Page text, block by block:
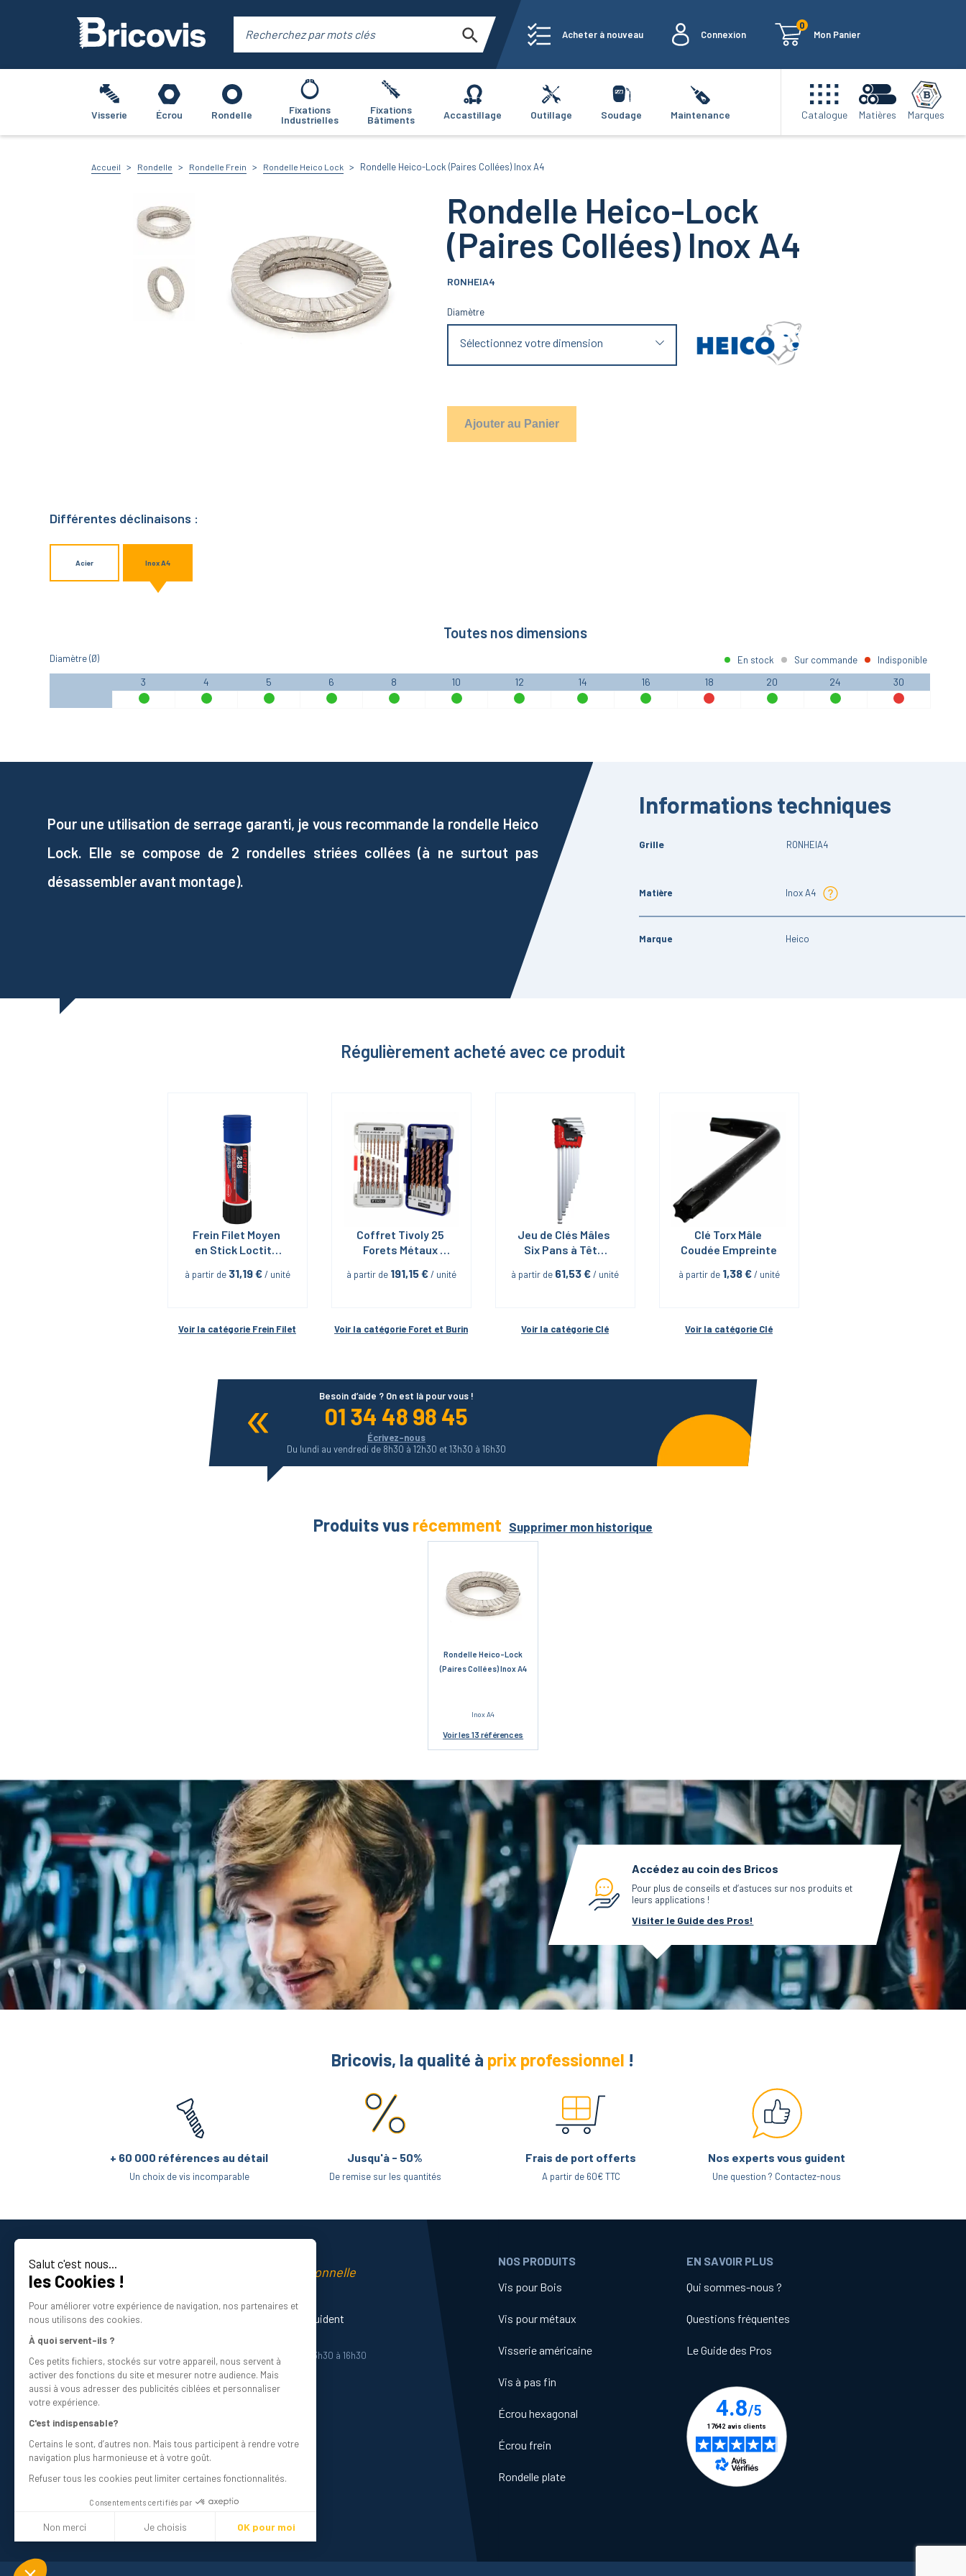
Salut c'est nous...
les Cookies !
Pour améliorer votre expérience de navigation, nos partenaires et
nous utilisons des cookies.
À quoi servent-ils ?
Ces petits fichiers, stockés sur votre appareil, nous servent à
activer des fonctions du site et mesurer notre audience. Mais
aussi à vous adresser des publicités ciblées et personnaliser
votre expérience.
C'est indispensable?
Certains le sont, d’autres non. Mais tous participent à rendre votre
navigation plus harmonieuse et à votre goût.
Refuser tous les cookies peut limiter certaines fonctionnalités.
Consentements certifiés par
Non merci Je choisis OK pour moi
Acheter à nouveau Connexion
0
Mon Panier
Visserie Écrou Rondelle
Fixations
Industrielles
Fixations
Bâtiments
Accastillage Outillage Soudage Maintenance Catalogue Matières Marques
Accueil Rondelle Rondelle Frein Rondelle Heico Lock Rondelle Heico-Lock (Paires Collées) Inox A4
Rondelle Heico-Lock
(Paires Collées) Inox A4
RONHEIA4
Diamètre
Sélectionnez votre dimension
Ajouter au Panier
Différentes déclinaisons :
Acier Inox A4
Toutes nos dimensions
Diamètre (Ø) En stock Sur commande Indisponible
3 4 5 6 8 10 12 14 16 18 20 24 30
Pour une utilisation de serrage garanti, je vous recommande la rondelle Heico
Lock. Elle se compose de 2 rondelles striées collées (à ne surtout pas
désassembler avant montage).
Informations techniques
Grille RONHEIA4
Matière Inox A4
Marque Heico
Régulièrement acheté avec ce produit
Frein Filet Moyen
en Stick Loctite
à partir de 31,19 € / unité
Voir la catégorie Frein Filet
Coffret Tivoly 25
Forets Métaux
90°
à partir de 191,15 € / unité
Voir la catégorie Foret et Burin
Jeu de Clés Mâles
Six Pans à Tête
ErgoStar avec
à partir de 61,53 € / unité
Voir la catégorie Clé
Clé Torx Mâle
Coudée Empreinte
à partir de 1,38 € / unité
Voir la catégorie Clé
Besoin d’aide ? On est là pour vous !
01 34 48 98 45
Écrivez-nous
Du lundi au vendredi de 8h30 à 12h30 et 13h30 à 16h30
Produits vus récemment Supprimer mon historique
Rondelle Heico-Lock
(Paires Collées) Inox A4
Inox A4
Voirles 13 références
Accédez au coin des Bricos
Pour plus de conseils et d’astuces sur nos produits et
leurs applications !
Visiter le Guide des Pros!
Bricovis, la qualité à prix professionnel !
+ 60 000 références au détail
Un choix de vis incomparable
Jusqu'à - 50%
De remise sur les quantités
Frais de port offerts
A partir de 60€ TTC
Nos experts vous guident
Une question ? Contactez-nous
La qualité professionnelle
Besoin d’aide ? Nos experts vous guident
Du lundi au vendredi de 8h30 à 12h30 et 13h30 à 16h30
Écrivez-nous
info@bricovis.fr
Suivez-nous sur les réseaux !
NOS PRODUITS
Vis pour Bois
Vis pour métaux
Visserie américaine
Vis à pas fin
Écrou hexagonal
Écrou frein
Rondelle plate
EN SAVOIR PLUS
Qui sommes-nous ?
Questions fréquentes
Le Guide des Pros